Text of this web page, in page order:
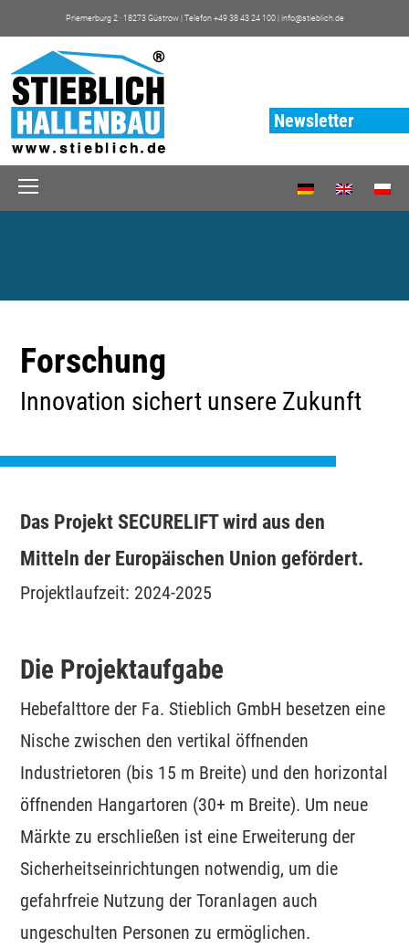
Newsletter
Priemerburg 2 · 18273 Güstrow | Telefon +49 38 43 24 100 | info@stieblich.de
Forschung
Innovation sichert unsere Zukunft
Das Projekt SECURELIFT wird aus den
Mitteln der Europäischen Union gefördert.
Projektlaufzeit: 2024-2025
Die Projektaufgabe
Hebefalttore der Fa. Stieblich GmbH besetzen eine
Nische zwischen den vertikal öffnenden
Industrietoren (bis 15 m Breite) und den horizontal
öffnenden Hangartoren (30+ m Breite). Um neue
Märkte zu erschließen ist eine Erweiterung der
Sicherheitseinrichtungen notwendig, um die
gefahrfreie Nutzung der Toranlagen auch
ungeschulten Personen zu ermöglichen.